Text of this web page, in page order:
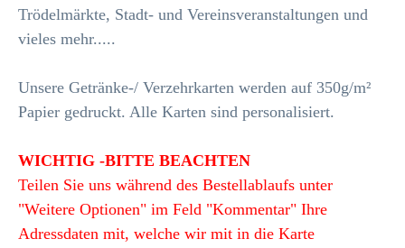
Trödelmärkte, Stadt- und Vereinsveranstaltungen und
vieles mehr.....
Unsere Getränke-/ Verzehrkarten werden auf 350g/m²
Papier gedruckt. Alle Karten sind personalisiert.
WICHTIG -BITTE BEACHTEN
Teilen Sie uns während des Bestellablaufs unter
"Weitere Optionen" im Feld "Kommentar" Ihre
Adressdaten mit, welche wir mit in die Karte